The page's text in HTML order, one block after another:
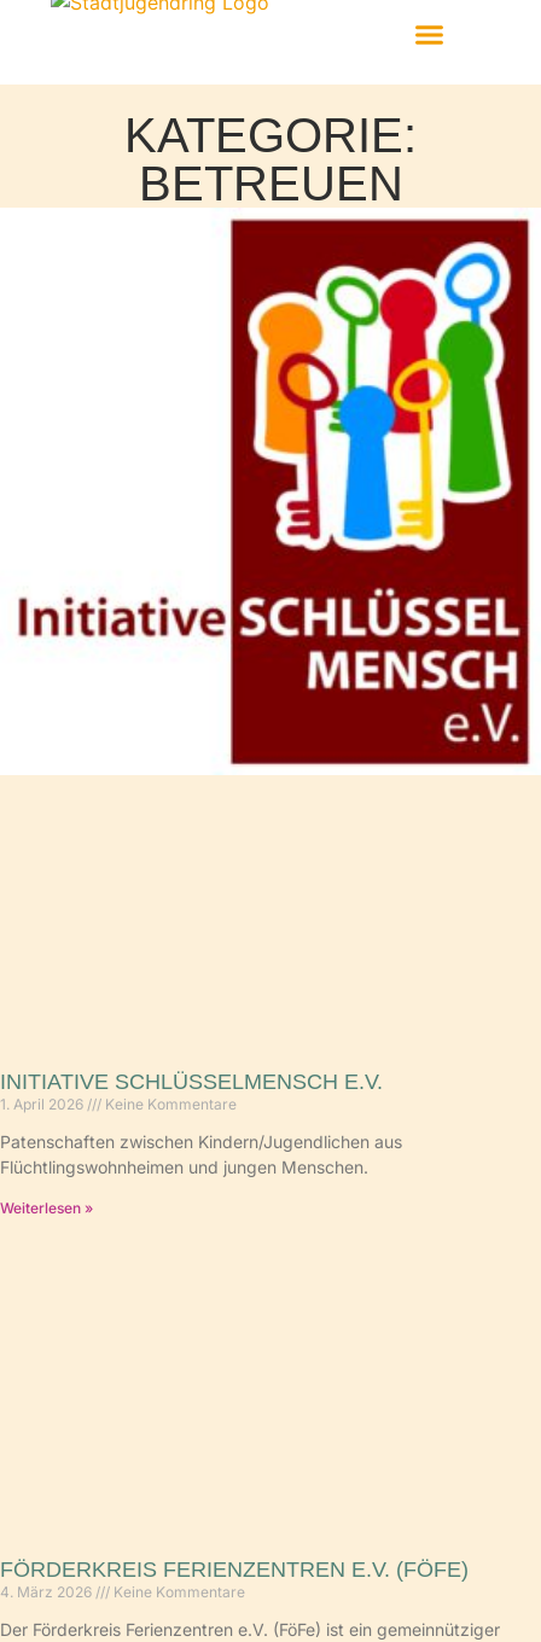
KATEGORIE:
BETREUEN
INITIATIVE SCHLÜSSELMENSCH E.V.
1. April 2026 Keine Kommentare
Patenschaften zwischen Kindern/Jugendlichen aus
Flüchtlingswohnheimen und jungen Menschen.
Weiterlesen »
FÖRDERKREIS FERIENZENTREN E.V. (FÖFE)
4. März 2026 Keine Kommentare
Der Förderkreis Ferienzentren e.V. (FöFe) ist ein gemeinnütziger